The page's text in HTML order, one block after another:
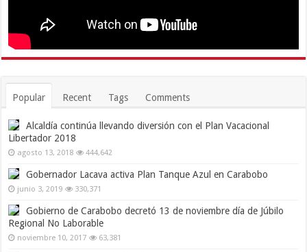
Popular Recent Tags Comments
Alcaldía continúa llevando diversión con el Plan Vacacional
Libertador 2018
agosto 13, 2018 444,642
Gobernador Lacava activa Plan Tanque Azul en Carabobo
junio 3, 2019 330,371
Gobierno de Carabobo decretó 13 de noviembre día de Júbilo
Regional No Laborable
noviembre 10, 2017 63,381